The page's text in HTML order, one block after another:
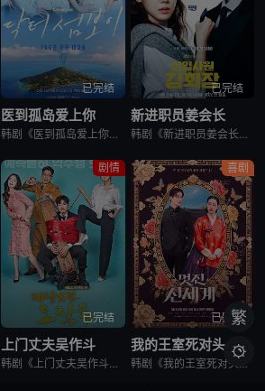
已完结
医到孤岛爱上你
韩剧《医到孤岛爱上你》讲述了，立志成为顶尖整形外科医生都志义（李宰旭 饰），同身世神秘的助理护士陆遐俐（辛叡恩 饰），在命运安排下被分配到与世隔绝、恶名昭彰的“平同岛”上工作。两个同样受伤的灵魂，在艰
已完结
新进职员姜会长
韩剧《新进职员姜会长》改编自同名小说。韩国10大财阀崔成集团的会长姜龙浩在宣布隐退后，与从天而降的新员工相撞，莫名其妙进入该员工身体后发生的故事。
剧情
已完结
上门丈夫吴作斗
韩剧《上门丈夫吴作斗》讲述了，30代中半，什么都不缺的单身女，社会对单身女的偏见与不便，所以她为了获得“有夫之妇”的社会地位，而将吴作斗带回家作为入赘丈夫，两人从结婚到恋爱的逆行爱情故事，计划能引起这
喜剧
已完结
我的王室死对头
韩剧《我的王室死对头》讲述了，朝鲜时代恶名昭彰的妖妃姜丹心（林智妍 饰）被赐死后，灵魂意外穿越附身到2026年一名无名女演员申瑞莉身上。正当她决心在现代重活一次、远离男人时，却遇上了被称为“资本主义怪
繁
